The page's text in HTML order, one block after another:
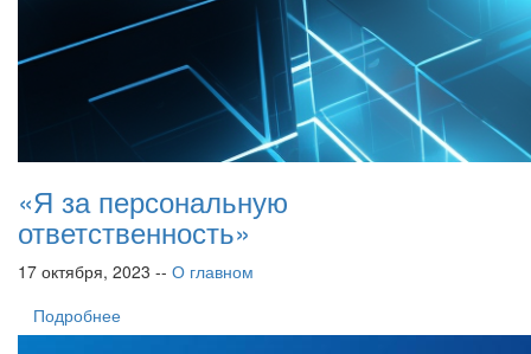
«Я за персональную
ответственность»
17 октября, 2023 -- О главном
Подробнее